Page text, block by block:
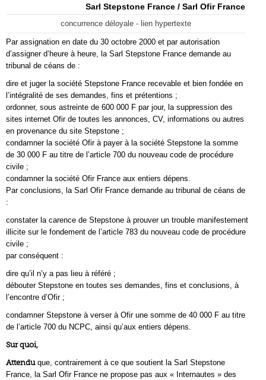
Sarl Stepstone France / Sarl Ofir France
concurrence déloyale - lien hypertexte
Par assignation en date du 30 octobre 2000 et par autorisation
d’assigner d’heure à heure, la Sarl Stepstone France demande au
tribunal de céans de :
dire et juger la société Stepstone France recevable et bien fondée en
l’intégralité de ses demandes, fins et prétentions ;
ordonner, sous astreinte de 600 000 F par jour, la suppression des
sites internet Ofir de toutes les annonces, CV, informations ou autres
en provenance du site Stepstone ;
condamner la société Ofir à payer à la société Stepstone la somme
de 30 000 F au titre de l’article 700 du nouveau code de procédure
civile ;
condamner la société Ofir France aux entiers dépens.
Par conclusions, la Sarl Ofir France demande au tribunal de céans de
:
constater la carence de Stepstone à prouver un trouble manifestement
illicite sur le fondement de l’article 783 du nouveau code de procédure
civile ;
par conséquent :
dire qu’il n’y a pas lieu à référé ;
débouter Stepstone en toutes ses demandes, fins et conclusions, à
l’encontre d’Ofir ;
condamner Stepstone à verser à Ofir une somme de 40 000 F au titre
de l’article 700 du NCPC, ainsi qu’aux entiers dépens.
Sur quoi,
Attenduque, contrairement à ce que soutient la Sarl Stepstone
France, la Sarl Ofir France ne propose pas aux « Internautes » des